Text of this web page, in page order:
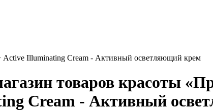
Active Illuminating Cream - Активный осветляющий крем
товаров красоты
Cream - Активный